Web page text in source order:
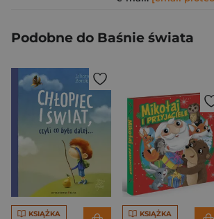
Podobne do Baśnie świata
KSIĄŻKA KSIĄŻKA